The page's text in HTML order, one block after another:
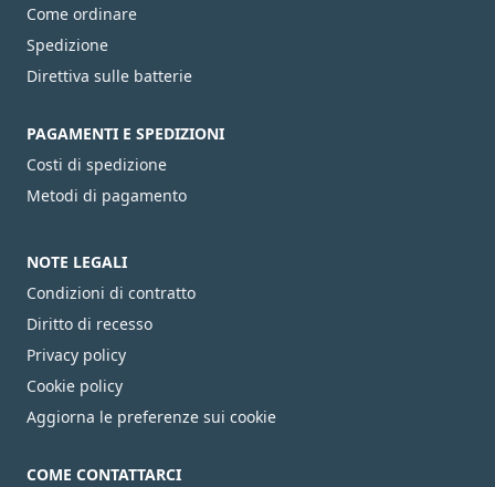
Come ordinare
Spedizione
Direttiva sulle batterie
PAGAMENTI E SPEDIZIONI
Costi di spedizione
Metodi di pagamento
NOTE LEGALI
Condizioni di contratto
Diritto di recesso
Privacy policy
Cookie policy
Aggiorna le preferenze sui cookie
COME CONTATTARCI